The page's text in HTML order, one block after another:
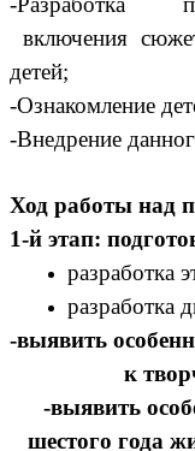
включения
детей;
-Ознакомление
-Внедрение
Ход работы над
1-й этап:
разработка
разработка
-выявить
к
-выявить
шестого года